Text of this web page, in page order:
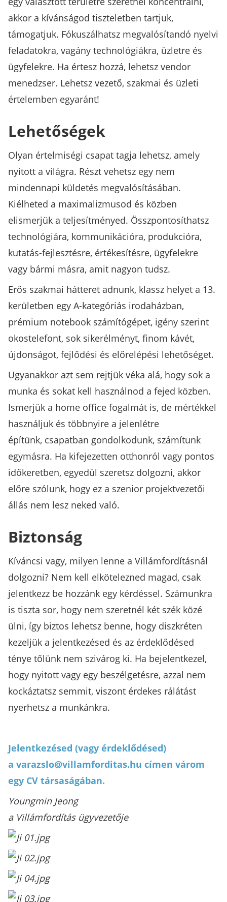
akkor a kívánságod tiszteletben tartjuk,
támogatjuk. Fókuszálhatsz megvalósítandó nyelvi
feladatokra, vagány technológiákra, üzletre és
ügyfelekre. Ha értesz hozzá, lehetsz vendor
menedzser. Lehetsz vezető, szakmai és üzleti
értelemben egyaránt!
Lehetőségek
Olyan értelmiségi csapat tagja lehetsz, amely
nyitott a világra. Részt vehetsz egy nem
mindennapi küldetés megvalósításában.
Kiélheted a maximalizmusod és közben
elismerjük a teljesítményed. Összpontosíthatsz
technológiára, kommunikációra, produkcióra,
kutatás-fejlesztésre, értékesítésre, ügyfelekre
vagy bármi másra, amit nagyon tudsz.
Erős szakmai hátteret adnunk, klassz helyet a 13.
kerületben egy A-kategóriás irodaházban,
prémium notebook számítógépet, igény szerint
okostelefont, sok sikerélményt, finom kávét,
újdonságot, fejlődési és előrelépési lehetőséget.
Ugyanakkor azt sem rejtjük véka alá, hogy sok a
munka és sokat kell használnod a fejed közben.
Ismerjük a home office fogalmát is, de mértékkel
használjuk és többnyire a jelenlétre
építünk, csapatban gondolkodunk, számítunk
egymásra. Ha kifejezetten otthonról vagy pontos
időkeretben, egyedül szeretsz dolgozni, akkor
előre szólunk, hogy ez a szenior projektvezetői
állás nem lesz neked való.
Biztonság
Kíváncsi vagy, milyen lenne a Villámfordításnál
dolgozni? Nem kell elkötelezned magad, csak
jelentkezz be hozzánk egy kérdéssel. Számunkra
is tiszta sor, hogy nem szeretnél két szék közé
ülni, így biztos lehetsz benne, hogy diszkréten
kezeljük a jelentkezésed és az érdeklődésed
ténye tőlünk nem szivárog ki. Ha bejelentkezel,
hogy nyitott vagy egy beszélgetésre, azzal nem
kockáztatsz semmit, viszont érdekes rálátást
nyerhetsz a munkánkra.
Jelentkezésed (vagy érdeklődésed)
a varazslo@villamforditas.hu címen várom
egy CV társaságában.
Youngmin Jeong
a Villámfordítás ügyvezetője